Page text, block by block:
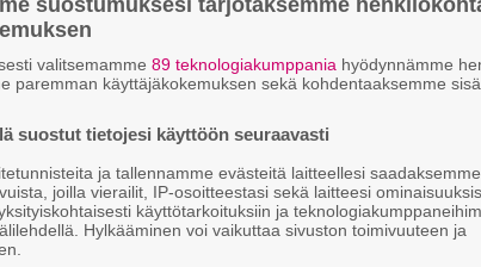
suostumuksesi tarjotaksemme
valitsemamme 89 teknologiakumppania hyödynnämme
paremman käyttäjäkokemuksen sekä kohdentaaksemme
suostut tietojesi käyttöön seuraavasti
ja tallennamme evästeitä laitteellesi
joilla vierailit, IP-osoitteestasi sekä laitteesi
käyttötarkoituksiin ja
Hylkääminen voi vaikuttaa sivuston toimivuuteen ja